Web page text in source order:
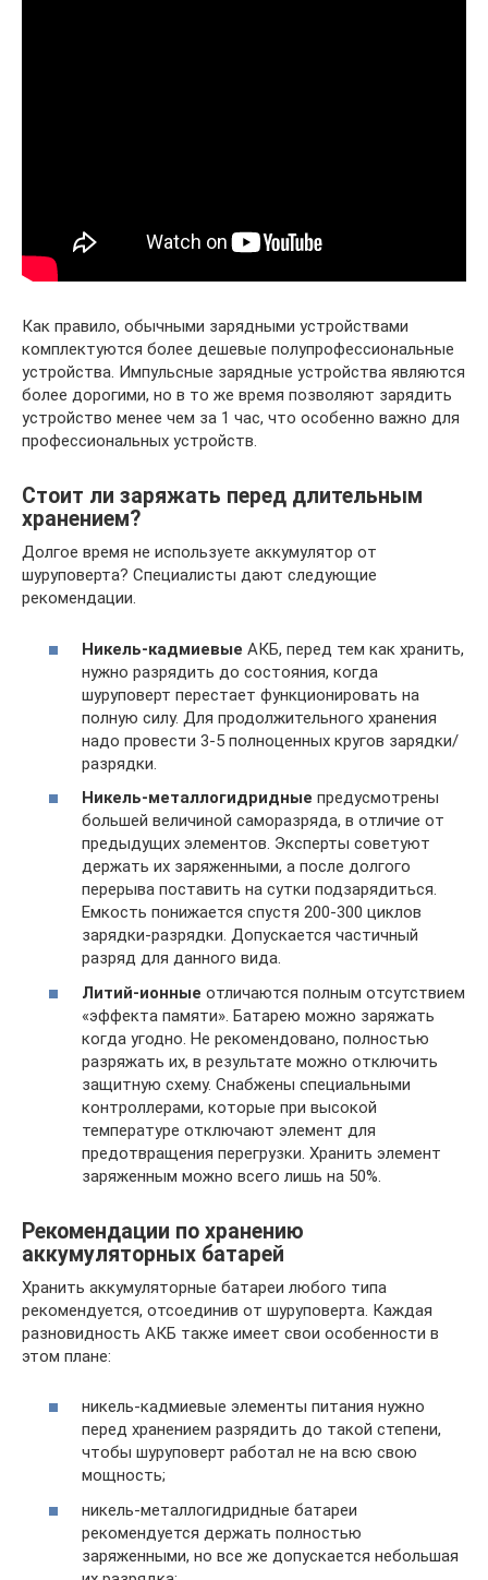
Как правило, обычными зарядными устройствами
комплектуются более дешевые полупрофессиональные
устройства. Импульсные зарядные устройства являются
более дорогими, но в то же время позволяют зарядить
устройство менее чем за 1 час, что особенно важно для
профессиональных устройств.
Стоит ли заряжать перед длительным
хранением?
Долгое время не используете аккумулятор от
шуруповерта? Специалисты дают следующие
рекомендации.
Никель-кадмиевые АКБ, перед тем как хранить,
нужно разрядить до состояния, когда
шуруповерт перестает функционировать на
полную силу. Для продолжительного хранения
надо провести 3-5 полноценных кругов зарядки/
разрядки.
Никель-металлогидридные предусмотрены
большей величиной саморазряда, в отличие от
предыдущих элементов. Эксперты советуют
держать их заряженными, а после долгого
перерыва поставить на сутки подзарядиться.
Емкость понижается спустя 200-300 циклов
зарядки-разрядки. Допускается частичный
разряд для данного вида.
Литий-ионные отличаются полным отсутствием
«эффекта памяти». Батарею можно заряжать
когда угодно. Не рекомендовано, полностью
разряжать их, в результате можно отключить
защитную схему. Снабжены специальными
контроллерами, которые при высокой
температуре отключают элемент для
предотвращения перегрузки. Хранить элемент
заряженным можно всего лишь на 50%.
Рекомендации по хранению
аккумуляторных батарей
Хранить аккумуляторные батареи любого типа
рекомендуется, отсоединив от шуруповерта. Каждая
разновидность АКБ также имеет свои особенности в
этом плане:
никель-кадмиевые элементы питания нужно
перед хранением разрядить до такой степени,
чтобы шуруповерт работал не на всю свою
мощность;
никель-металлогидридные батареи
рекомендуется держать полностью
заряженными, но все же допускается небольшая